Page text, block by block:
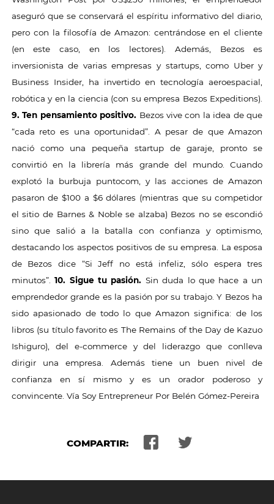
aseguró que se conservará el espíritu informativo del diario,
pero con la filosofía de Amazon: centrándose en el cliente
(en este caso, en los lectores). Además, Bezos es
inversionista de varias empresas y startups, como Uber y
Business Insider, ha invertido en tecnología aeroespacial,
robótica y en la ciencia (con su empresa Bezos Expeditions).
9. Ten pensamiento positivo. Bezos vive con la idea de que
“cada reto es una oportunidad”. A pesar de que Amazon
nació como una pequeña startup de garaje, pronto se
convirtió en la librería más grande del mundo. Cuando
explotó la burbuja puntocom, y las acciones de Amazon
pasaron de $100 a $6 dólares (mientras que su competidor
el sitio de Barnes & Noble se alzaba) Bezos no se escondió
sino que salió a la batalla con confianza y optimismo,
destacando los aspectos positivos de su empresa. La esposa
de Bezos dice “Si Jeff no está infeliz, sólo espera tres
minutos”.10. Sigue tu pasión. Sin duda lo que hace a un
emprendedor grande es la pasión por su trabajo. Y Bezos ha
sido apasionado de todo lo que Amazon significa: de los
libros (su título favorito es The Remains of the Day de Kazuo
Ishiguro), del e-commerce y del liderazgo que conlleva
dirigir una empresa. Además tiene un buen nivel de
confianza en sí mismo y es un orador poderoso y
convincente. Vía Soy Entrepreneur Por Belén Gómez-Pereira
COMPARTIR: